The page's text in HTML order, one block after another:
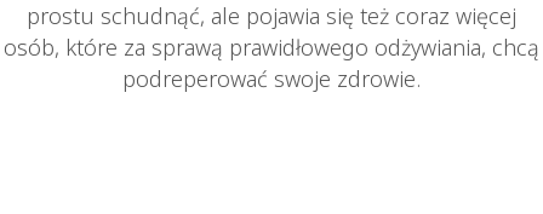
prostu schudnąć, ale pojawia się też coraz więcej
osób, które za sprawą prawidłowego odżywiania, chcą
podreperować swoje zdrowie.